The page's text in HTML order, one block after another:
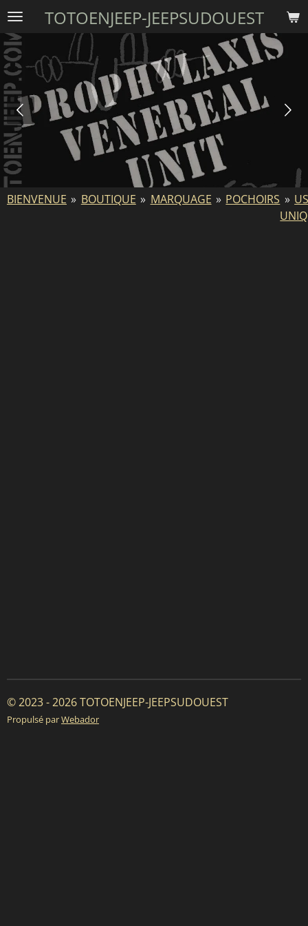
Passer
au
contenu
principal
TOTOENJEEP-JEEPSUDOUEST
BIENVENUE » BOUTIQUE » MARQUAGE » POCHOIRS »
© 2023 - 2026 TOTOENJEEP-JEEPSUDOUEST
Propulsé parWebador